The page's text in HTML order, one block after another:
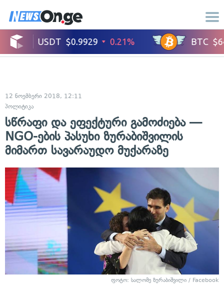
12 ნოემბერი 2018, 12:11
პოლიტიკა
სწრაფი და ეფექტური გამოძიება —
NGO-ების პასუხი ზურაბიშვილის
მიმართ სავარაუდო მუქარაზე
ფოტო: სალომე ზურაბიშვილი / Facebook